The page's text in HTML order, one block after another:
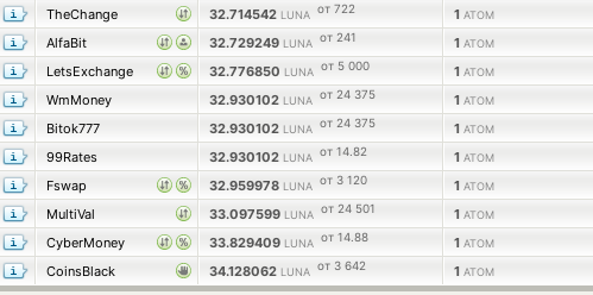
TheChange
32.714542 LUNA от 722 1 ATOM
AlfaBit
32.729249 LUNA от 241 1 ATOM
LetsExchange
32.776850 LUNA от 5 000 1 ATOM
WmMoney
32.930102 LUNA от 24 375 1 ATOM
Bitok777
32.930102 LUNA от 24 375 1 ATOM
99Rates
32.930102 LUNA от 14.82 1 ATOM
Fswap
32.959978 LUNA от 3 120 1 ATOM
MultiVal
33.097599 LUNA от 24 501 1 ATOM
CyberMoney
33.829409 LUNA от 14.88 1 ATOM
CoinsBlack
34.128062 LUNA от 3 642 1 ATOM